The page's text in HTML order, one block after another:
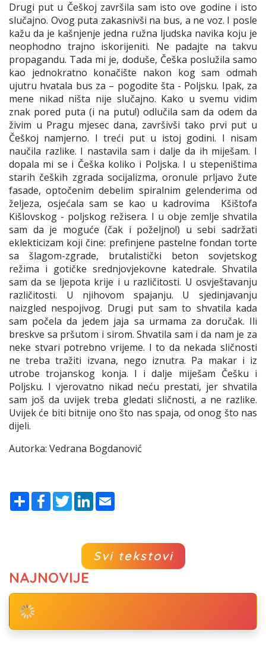
Drugi put u Češkoj završila sam isto ove godine i isto
slučajno. Ovog puta zakasnivši na bus, a ne voz. I posle
kažu da je kašnjenje jedna ružna ljudska navika koju je
neophodno trajno iskorijeniti. Ne padajte na takvu
propagandu. Tada mi je, doduše, Češka poslužila samo
kao jednokratno konačište nakon kog sam odmah
ujutru hvatala bus za – pogodite šta - Poljsku. Ipak, za
mene nikad ništa nije slučajno. Kako u svemu vidim
znak pored puta (i na putu!) odlučila sam da odem da
živim u Pragu mjesec dana, završivši tako prvi put u
Češkoj namjerno. I treći put u istoj godini. I nisam
naučila razlike. I nastavila sam i dalje da ih miješam. I
dopala mi se i Češka koliko i Poljska. I u stepeništima
starih čeških zgrada socijalizma, oronule prljavo žute
fasade, optočenim debelim spiralnim gelenderima od
željeza, osjećala sam se kao u kadrovima Kšištofa
Kišlovskog - poljskog režisera. I u obje zemlje shvatila
sam da je moguće (čak i poželjno!) u sebi sadržati
eklekticizam koji čine: prefinjene pastelne fondan torte
sa šlagom-zgrade, brutalistički beton sovjetskog
režima i gotičke srednjovjekovne katedrale. Shvatila
sam da se ljepota krije i u različitosti. U osvještavanju
različitosti. U njihovom spajanju. U sjedinjavanju
naizgled nespojivog. Drugi put sam to shvatila kada
sam počela da jedem jaja sa urmama za doručak. Ili
breskve sa pršutom i sirom. Shvatila sam i da nam je za
neke stvari potrebno vrijeme. I to da nekada sličnosti
ne treba tražiti izvana, nego iznutra. Pa makar i iz
utrobe trojanskog konja. I i dalje miješam Češku i
Poljsku. I vjerovatno nikad neću prestati, jer shvatila
sam još da uvijek treba gledati sličnosti, a ne razlike.
Uvijek će biti bitnije ono što nas spaja, od onog što nas
dijeli.
Autorka: Vedrana Bogdanović
ShareFacebook
TwitterLinkedIn
Svi tekstovi
NAJNOVIJE